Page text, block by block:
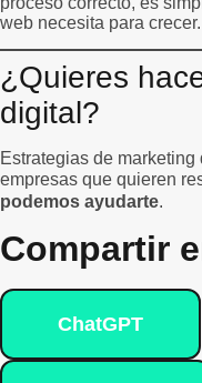
web necesita para
¿Quieres
digital?
Estrategias de
empresas que quieren
podemos ayudarte.
Compartir
ChatGPT